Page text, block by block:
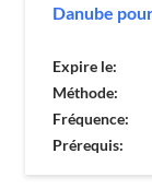
Danube
Expire le:
Méthode:
Fréquence:
Prérequis: